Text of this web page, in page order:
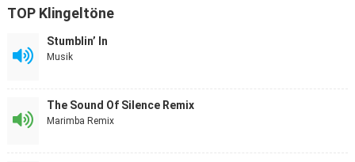
TOP Klingeltöne
Stumblin’ In
Musik
The Sound Of Silence Remix
Marimba Remix